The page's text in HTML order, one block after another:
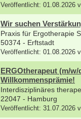
Veröffentlicht: 01.08.2026
Wir suchen
Praxis für Ergotherapie
50374 - Erftstadt
Veröffentlicht: 01.08.2026
ERGOtherapeut (m/
Willkommensprämie!
Interdisziplinäres
22047 - Hamburg
Veröffentlicht: 31.07.2026